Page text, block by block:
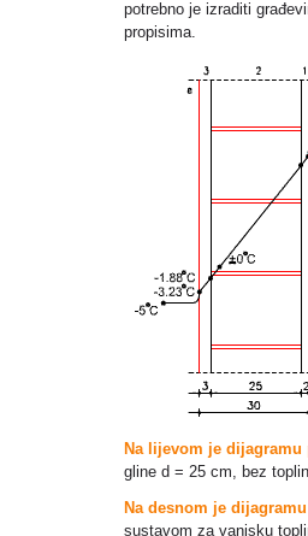
potrebno je izraditi
propisima.
Na lijevom je
gline d = 25 cm, bez
Na desnom je
sustavom za vanjsku